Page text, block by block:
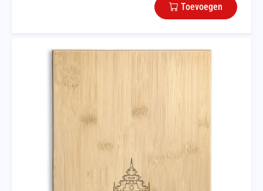
Toevoegen